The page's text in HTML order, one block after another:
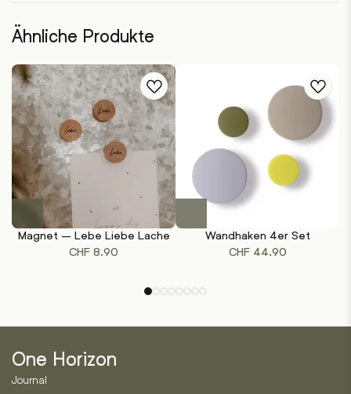
Ähnliche Produkte
Magnet – Lebe Liebe Lache
CHF 8.90
Dieses
weist
mehrere
Optionen
Wandhaken 4er Set
CHF44.90
One Horizon
Journal